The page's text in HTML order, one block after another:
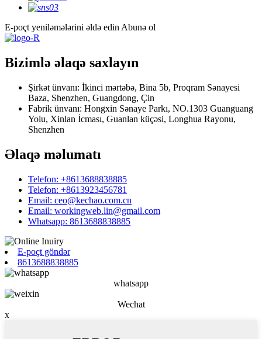
E-poçt yeniləmələrini əldə edin Abunə ol
Bizimlə əlaqə saxlayın
Şirkət ünvanı: İkinci mərtəbə, Bina 5b, Proqram Sənayesi
Baza, Shenzhen, Guangdong, Çin
Fabrik ünvanı: Hongxin Sənaye Parkı, NO.1303 Guanguang
Yolu, Xinlan İcması, Guanlan küçəsi, Longhua Rayonu,
Shenzhen
Əlaqə məlumatı
Telefon: +8613688838885
Telefon: +8613923456781
Email: ceo@kechao.com.cn
Email: workingweb.lin@gmail.com
Whatsapp: 8613688838885
E-poçt göndər
8613688838885
whatsapp
Wechat
x